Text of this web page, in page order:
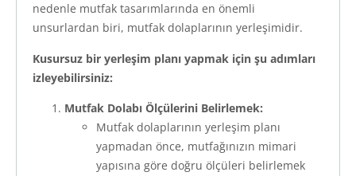
nedenle mutfak tasarımlarında en önemli
unsurlardan biri, mutfak dolaplarının yerleşimidir.
Kusursuz bir yerleşim planı yapmak için şu adımları
izleyebilirsiniz:
Mutfak Dolabı Ölçülerini Belirlemek:
Mutfak dolaplarının yerleşim planı
yapmadan önce, mutfağınızın mimari
yapısına göre doğru ölçüleri belirlemek